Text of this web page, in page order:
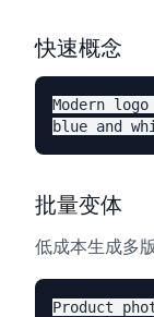
快速概念
Modern
批量变体
低成本生成多
Product